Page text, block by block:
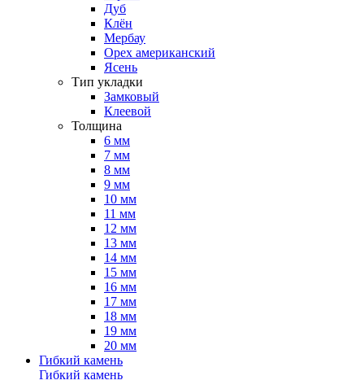
Дуб
Клён
Мербау
Орех американский
Ясень
Тип укладки
Замковый
Клеевой
Толщина
6 мм
7 мм
8 мм
9 мм
10 мм
11 мм
12 мм
13 мм
14 мм
15 мм
16 мм
17 мм
18 мм
19 мм
20 мм
Гибкий камень
Гибкий камень